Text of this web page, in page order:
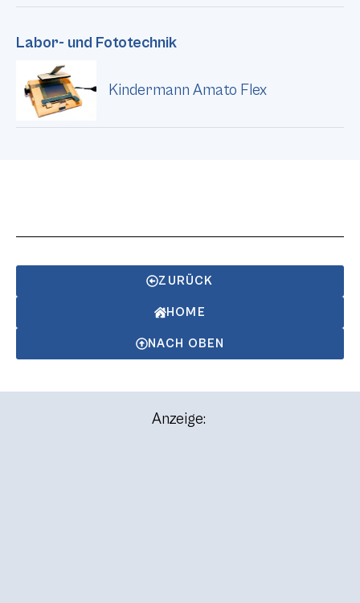
Labor- und Fototechnik
Kindermann Amato Flex
ZURÜCK
HOME
NACH OBEN
Anzeige: